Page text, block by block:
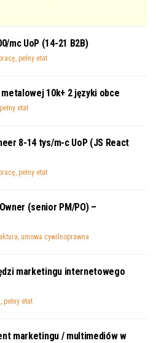
mc UoP (14-21 B2B)
pełny etat
10k+ 2 języki obce
etat
8-14 tys/m-c UoP (JS React
pełny etat
(senior PM/PO) –
umowa cywilnoprawna
marketingu internetowego
pełny etat
marketingu / multimediów w